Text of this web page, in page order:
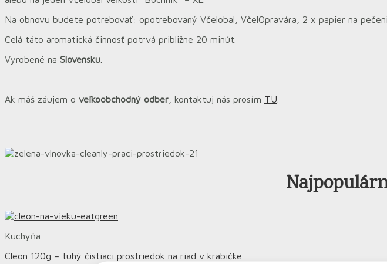
Na obnovu budete potrebovať: opotrebovaný Včelobal, VčelOpravára, 2 x papier na
Celá táto aromatická činnosť potrvá približne 20 minút.
Vyrobené na Slovensku.
Ak máš záujem o veľkoobchodný odber , kontaktuj nás prosím TU
Kuchyňa
Cleon 120g – tuhý čistiaci prostriedok na riad v krabičke